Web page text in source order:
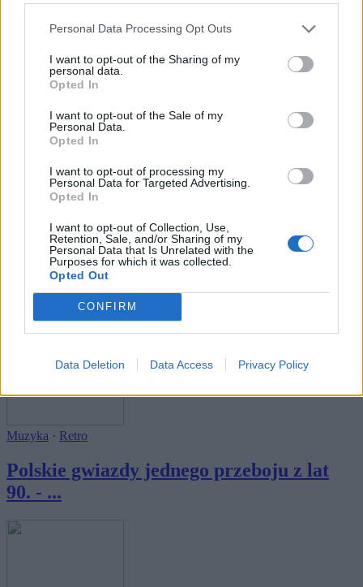
Personal Data Processing Opt Outs
I want to opt-out of the Sharing of my
personal data.
Opted In
I want to opt-out of the Sale of my
Personal Data.
Opted In
I want to opt-out of processing my
Personal Data for Targeted Advertising.
Opted In
I want to opt-out of Collection, Use,
Retention, Sale, and/or Sharing of my
Personal Data that Is Unrelated with the
Purposes for which it was collected.
Opted Out
CONFIRM
Data Deletion Data Access Privacy Policy
Jak dobrze pamiętasz bajki z lat 90.?
Wiedza ogólna
Rozrywka z czasów PRL-u. Czy to jeszcze
pamię...
Muzyka · Retro
Polskie gwiazdy jednego przeboju z lat
90. - ...